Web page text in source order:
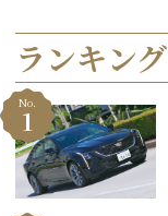
ランキング
No.